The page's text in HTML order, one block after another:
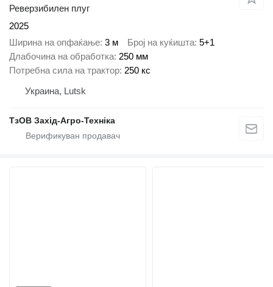
Реверзибилен плуг
2025
Ширина на опфаќање 3 м Број на куќишта 5+1
Длабочина на обработка 250 мм
Потребна сила на трактор 250 кс
Украина, Lutsk
ТзОВ Захід-Агро-Техніка